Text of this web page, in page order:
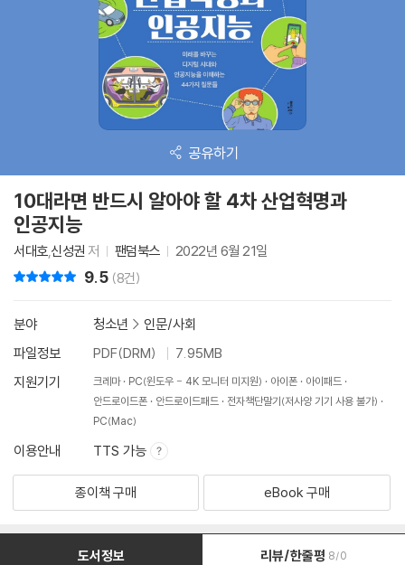
공유하기
10대라면 반드시 알아야 할 4차 산업혁명과
인공지능
서대호, 신성권 저 팬덤북스 2022년 6월 21일
9.5 (8건)
분야 청소년 > 인문/사회
파일정보
PDF(DRM)
7.95MB
지원기기
크레마 PC(윈도우 - 4K 모니터 미지원) 아이폰
아이패드
안드로이드폰
안드로이드패드
전자책단말기(저사양 기기 사용 불가)
PC(Mac)
이용안내 TTS 가능
종이책 구매 eBook 구매
도서정보 리뷰/한줄평 8/0